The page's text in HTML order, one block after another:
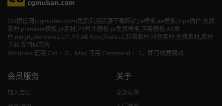
CG模板网(cgmuban.com)免费后期资源下载网站,pr模板,ae模板,fcpx插件,视频
素材 ,premiere模板,pr素材,PR片头模板,pr免费模板,字幕模板,AE插
件,mogrt,premiere,LUT,PR,AE,fcpx,finalcut,剪辑素材,抖音素材,免费素材,素材
下载,支持M芯片
Windows 使用 Ctrl + D，Mac 使用 Command + D，即可收藏网站
会员服务
加入会员
关于
全部标签